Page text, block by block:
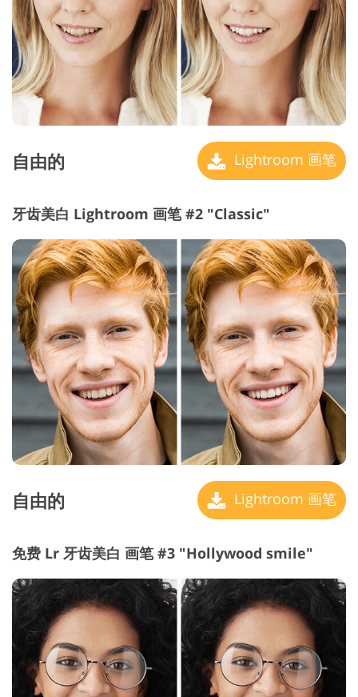
自由的 Lightroom 画笔
牙齿美白 Lightroom 画笔 #2 "Classic"
自由的 Lightroom 画笔
免费 Lr 牙齿美白 画笔 #3 "Hollywood smile"